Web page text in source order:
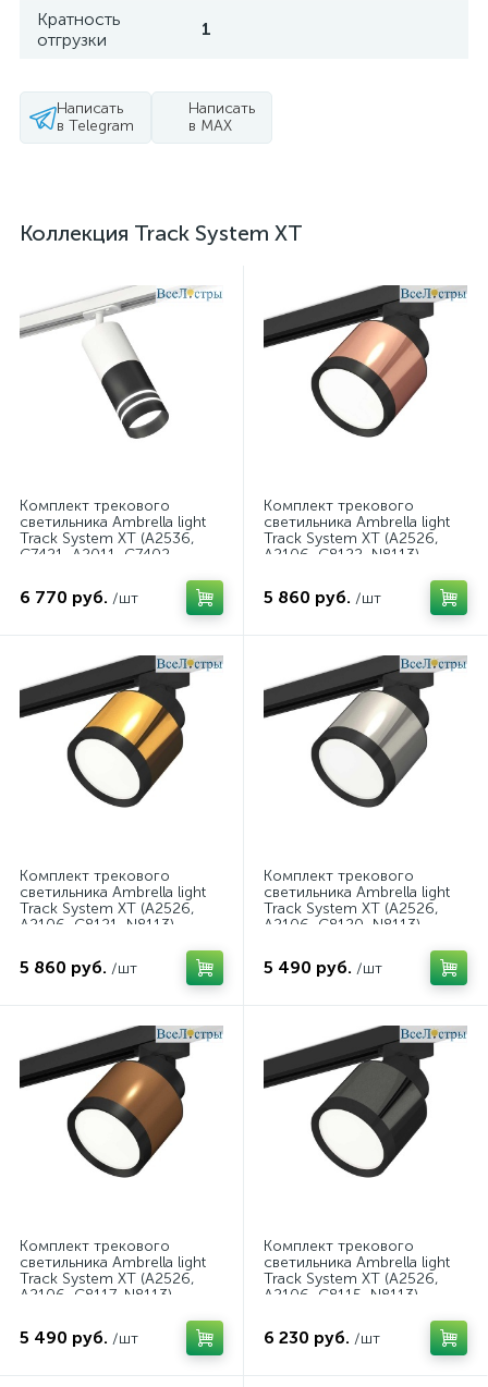
Кратность
отгрузки
1
Написать
в Telegram
Написать
в MAX
Коллекция Track System XT
Комплект трекового
светильника Ambrella light
Track System XT (A2536,
C7421, A2011, C7402,
6 770 руб. /шт
Комплект трекового
светильника Ambrella light
Track System XT (A2526,
A2106, C8122, N8113)
5 860 руб. /шт
Комплект трекового
светильника Ambrella light
Track System XT (A2526,
A2106, C8121, N8113)
5 860 руб. /шт
Комплект трекового
светильника Ambrella light
Track System XT (A2526,
A2106, C8120, N8113)
5 490 руб. /шт
Комплект трекового
светильника Ambrella light
Track System XT (A2526,
A2106, C8117, N8113)
5 490 руб. /шт
Комплект трекового
светильника Ambrella light
Track System XT (A2526,
A2106, C8115, N8113)
6 230 руб. /шт